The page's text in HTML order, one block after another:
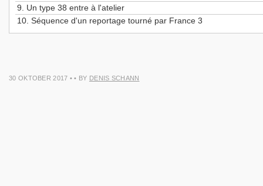
9. Un type 38 entre à l'atelier
10. Séquence d'un reportage tourné par France 3
30 OKTOBER 2017 •• BY DENIS SCHANN